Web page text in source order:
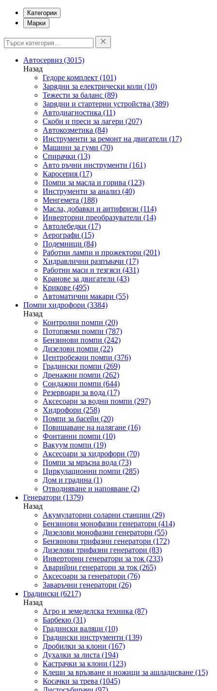
Категории
Марки
Автосервиз (3015)
Назад
Гедоре комплект (101)
Зарядни за електрически коли (10)
Тежести за баланс (89)
Зарядни и стартерни устройства (389)
Автодиагностика (11)
Скоби и преси за лагери (207)
Автокозметика (84)
Инструменти за ремонт на двигатели (17)
Машини за гуми (70)
Спирачки (13)
Авто ръчни инструменти (161)
Каросерия (17)
Помпи за масла и горива (123)
Инструменти за анализ (40)
Менгемета (188)
Масла, добавки и антифризи (114)
Инверторни преобразуватели (14)
Автолебедки (17)
Аерографи (15)
Подемници (84)
Работни лампи и прожектори (201)
Хидравлични разпъвачи (17)
Работни маси и тезгяси (431)
Кранове за двигатели (43)
Крикове (495)
Автоматични макари (55)
Помпи хидрофори (3384)
Назад
Контролни помпи (20)
Потопяеми помпи (787)
Бензинови помпи (242)
Дизелови помпи (22)
Центробежни помпи (376)
Градински помпи (269)
Дренажни помпи (262)
Сондажни помпи (644)
Резервоари за вода (17)
Аксесоари за водни помпи (297)
Хидрофори (258)
Помпи за басейн (20)
Повишаване на налягане (16)
Фонтанни помпи (10)
Вакуум помпи (19)
Аксесоари за хидрофори (70)
Помпи за мръсна вода (73)
Циркулационни помпи (285)
Дом и градина (1)
Отводняване и напояване (2)
Генератори (1379)
Назад
Акумулаторни соларни станции (29)
Бензинови монофазни генератори (414)
Дизелови монофазни генератори (55)
Бензинови трифазни генератори (172)
Дизелови трифазни генератори (83)
Инверторни генератори за ток (233)
Аварийни генератори за ток (265)
Аксесоари за генератори (76)
Заваръчни генератори (26)
Градински (6217)
Назад
Агро и земеделска техника (87)
Барбекю (31)
Градински валяци (10)
Градински инструменти (139)
Дробилки за клони (167)
Духалки за листа (194)
Кастрачки за клони (123)
Клещи за връзване и ножици за ашладисване (15)
Косачки за трева (1045)